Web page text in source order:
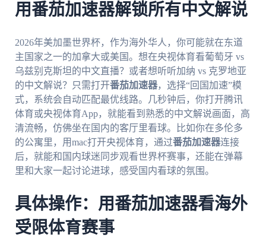
用番茄加速器解锁所有中文解说
2026年美加墨世界杯，作为海外华人，你可能就在东道
主国家之一的加拿大或美国。想在央视体育看葡萄牙 vs
乌兹别克斯坦的中文直播？或者想听听加纳 vs 克罗地亚
的中文解说？只需打开番茄加速器，选择“回国加速”模
式，系统会自动匹配最优线路。几秒钟后，你打开腾讯
体育或央视体育App，就能看到熟悉的中文解说画面，高
清流畅，仿佛坐在国内的客厅里看球。比如你在多伦多
的公寓里，用mac打开央视体育，通过番茄加速器连接
后，就能和国内球迷同步观看世界杯赛事，还能在弹幕
里和大家一起讨论进球，感受国内看球的氛围。
具体操作：用番茄加速器看海外
受限体育赛事